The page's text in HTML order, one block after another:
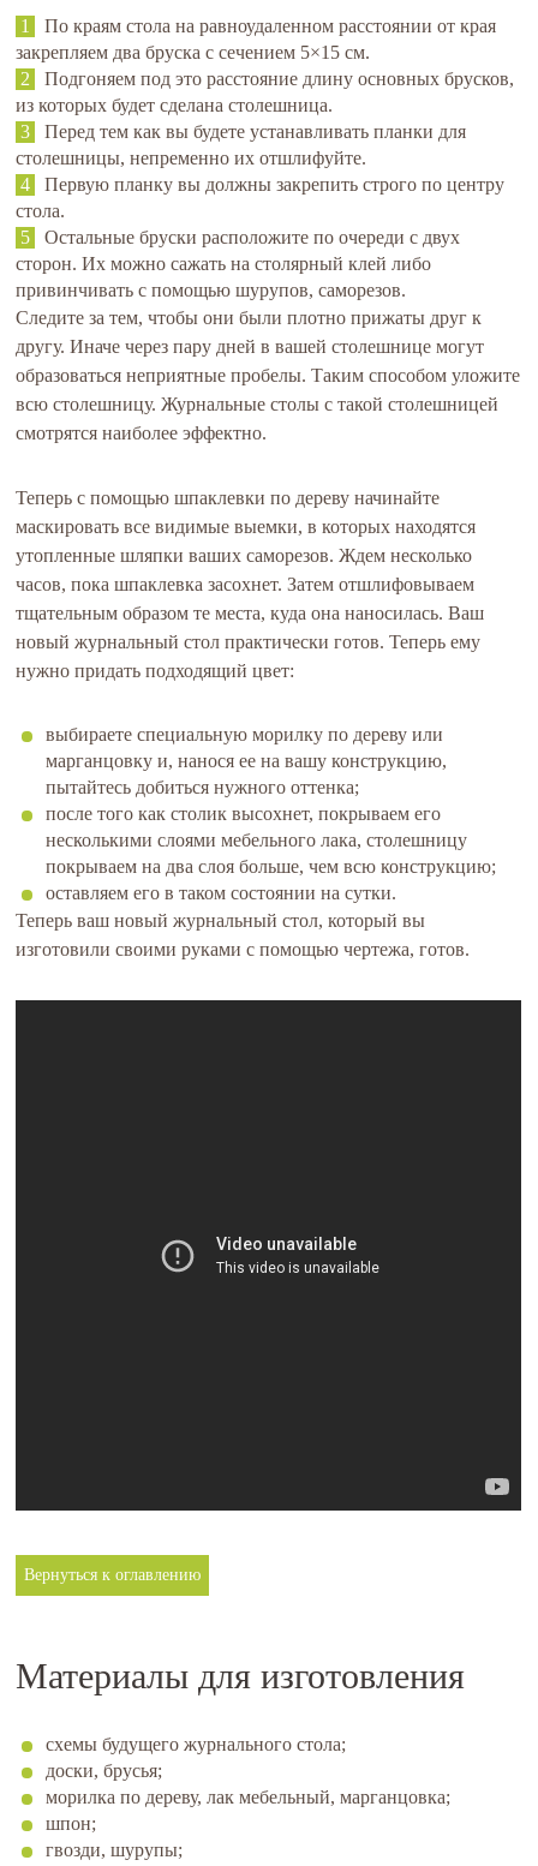
По краям стола на равноудаленном расстоянии от края
закрепляем два бруска с сечением 5×15 см.
Подгоняем под это расстояние длину основных брусков,
из которых будет сделана столешница.
Перед тем как вы будете устанавливать планки для
столешницы, непременно их отшлифуйте.
Первую планку вы должны закрепить строго по центру
стола.
Остальные бруски расположите по очереди с двух
сторон. Их можно сажать на столярный клей либо
привинчивать с помощью шурупов, саморезов.
Следите за тем, чтобы они были плотно прижаты друг к
другу. Иначе через пару дней в вашей столешнице могут
образоваться неприятные пробелы. Таким способом уложите
всю столешницу. Журнальные столы с такой столешницей
смотрятся наиболее эффектно.
Теперь с помощью шпаклевки по дереву начинайте
маскировать все видимые выемки, в которых находятся
утопленные шляпки ваших саморезов. Ждем несколько
часов, пока шпаклевка засохнет. Затем отшлифовываем
тщательным образом те места, куда она наносилась. Ваш
новый журнальный стол практически готов. Теперь ему
нужно придать подходящий цвет:
выбираете специальную морилку по дереву или
марганцовку и, нанося ее на вашу конструкцию,
пытайтесь добиться нужного оттенка;
после того как столик высохнет, покрываем его
несколькими слоями мебельного лака, столешницу
покрываем на два слоя больше, чем всю конструкцию;
оставляем его в таком состоянии на сутки.
Теперь ваш новый журнальный стол, который вы
изготовили своими руками с помощью чертежа, готов.
Вернуться к оглавлению
Материалы для изготовления
схемы будущего журнального стола;
доски, брусья;
морилка по дереву, лак мебельный, марганцовка;
шпон;
гвозди, шурупы;